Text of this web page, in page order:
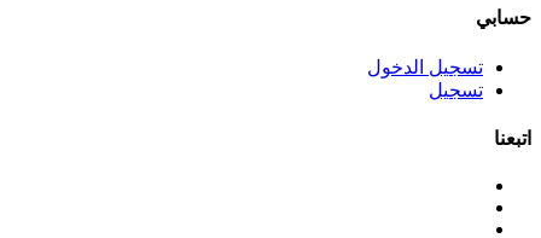
حسابي
تسجيل الدخول
تسجيل
اتبعنا